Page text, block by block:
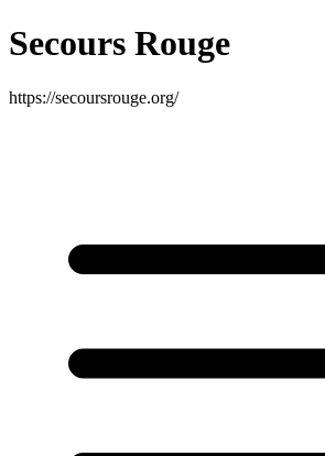
Secours Rouge
https://secoursrouge.org/